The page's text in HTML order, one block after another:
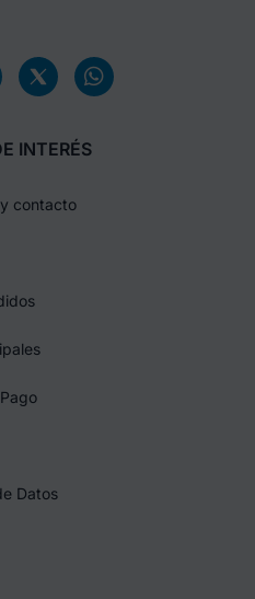
INTERÉS
contacto
Datos